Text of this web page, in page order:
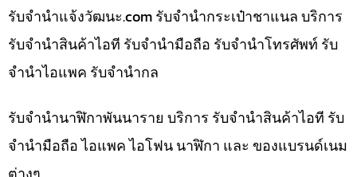
รับจํานําแจ้งวัฒนะ.com รับจำนำกระเป๋าชาแนล บริการ
รับจำนำสินค้าไอที รับจำนำมือถือ รับจำนำโทรศัพท์ รับ
จำนำไอแพค รับจำนำกล
รับจำนำนาฬิกาพันนาราย บริการ รับจำนำสินค้าไอที รับ
จำนำมือถือ ไอแพค ไอโฟน นาฬิกา และ ของแบรนด์เนม